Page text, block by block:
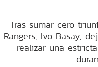
Tras sumar cero
Rangers, Ivo Basay,
realizar una